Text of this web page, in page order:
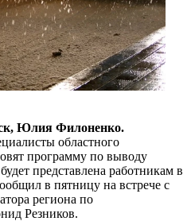
Юлия Филоненко.
областного
программу по выводу
представлена работникам в
в пятницу на встрече с
региона по
Резников.